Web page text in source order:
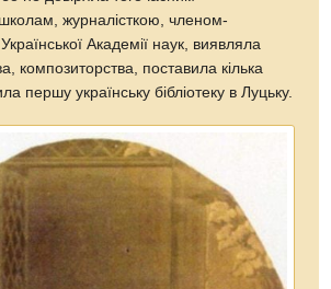
журналісткою, членом-
Академії наук, виявляла
композиторства, поставила кілька
першу українську бібліотеку в Луцьку.